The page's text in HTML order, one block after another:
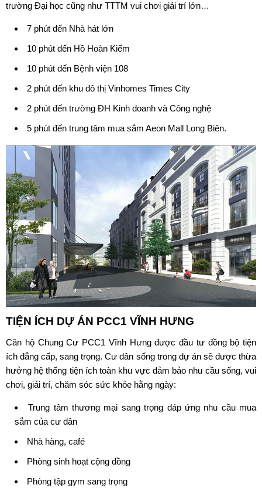
trường Đại học cũng như TTTM vui chơi giải trí lớn…
7 phút đến Nhà hát lớn
10 phút đến Hồ Hoàn Kiếm
10 phút đến Bệnh viện 108
2 phút đến khu đô thị Vinhomes Times City
2 phút đến trường ĐH Kinh doanh và Công nghệ
5 phút đến trung tâm mua sắm Aeon Mall Long Biên.
TIỆN ÍCH DỰ ÁN PCC1 VĨNH HƯNG
Căn hộ Chung Cư PCC1 Vĩnh Hưngđược đầu tư đồng bộ tiện
ích đẳng cấp, sang trọng. Cư dân sống trong dự án sẽ được thừa
hưởng hệ thống tiện ích toàn khu vực đảm bảo nhu cầu sống, vui
chơi, giải trí, chăm sóc sức khỏe hằng ngày:
Trung tâm thương mại sang trọng đáp ứng nhu cầu mua
sắm của cư dân
Nhà hàng, café
Phòng sinh hoạt cộng đồng
Phòng tập gym sang trọng